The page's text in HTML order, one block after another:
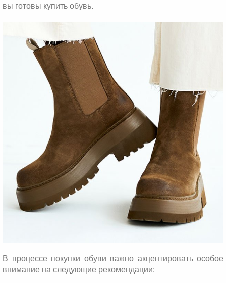
вы готовы купить обувь.
В процессе покупки обуви важно акцентировать особое
внимание на следующие рекомендации: